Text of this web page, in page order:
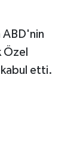
ABD'nin
Özel
kabul etti.